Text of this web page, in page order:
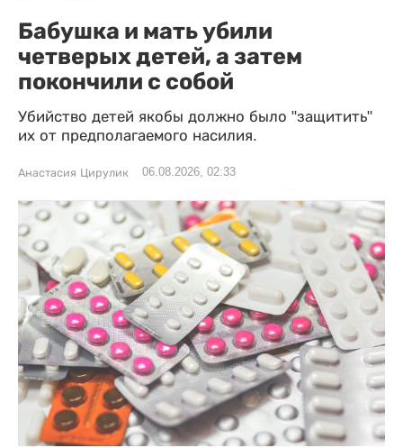
Бабушка и мать убили
четверых детей, а затем
покончили с собой
Убийство детей якобы должно было "защитить"
их от предполагаемого насилия.
Анастасия Цирулик 06.08.2026, 02:33